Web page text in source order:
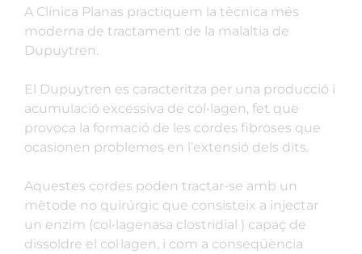
A Clínica Planas practiquem la tècnica més
moderna de tractament de la malaltia de
Dupuytren.
El Dupuytren es caracteritza per una producció i
acumulació excessiva de col•lagen, fet que
provoca la formació de les cordes fibroses que
ocasionen problemes en l’extensió dels dits.
Aquestes cordes poden tractar-se amb un
mètode no quirúrgic que consisteix a injectar
un enzim (col•lagenasa clostridial ) capaç de
dissoldre el col·lagen, i com a conseqüència